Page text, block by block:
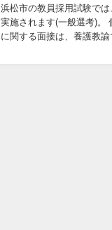
浜松市の教員採用試験で
実施されます(一般選考)。 個人面接は、受験者1人に対して面接委員3人により行われます。 授業
に関する面接は、養護教